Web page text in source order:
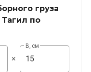
груза
по
×
В, см